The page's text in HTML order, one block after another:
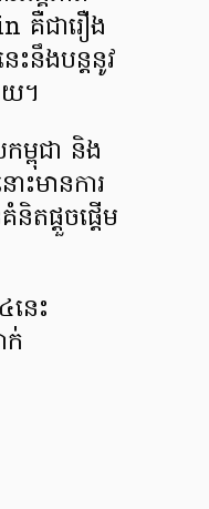
គឺជារឿង
ះនឹងបន្តនូវ
យ។
ម្ពុជា និង
ះមានការ
តផ្ដួចផ្ដើម
នេះ
ក់